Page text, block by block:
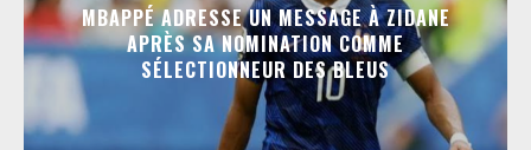
MBAPPÉ ADRESSE UN MESSAGE À ZIDANE
APRÈS SA NOMINATION COMME
SÉLECTIONNEUR DES BLEUS